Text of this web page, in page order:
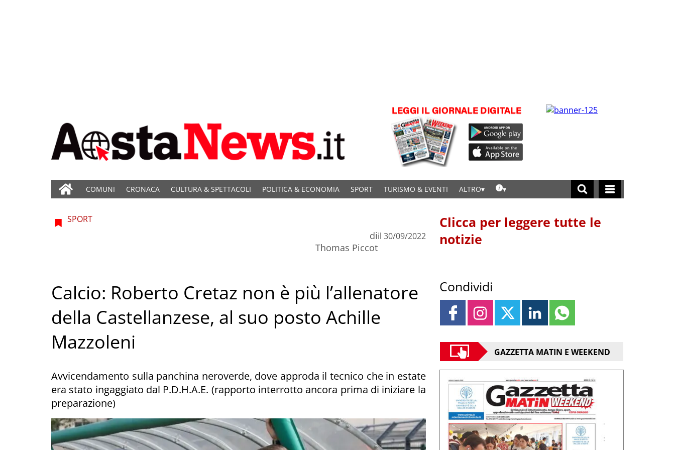
COMUNI CRONACA CULTURA & SPETTACOLI POLITICA & ECONOMIA SPORT TURISMO & EVENTI ALTRO
SPORT
di
Thomas Piccot
il 30/09/2022
Calcio: Roberto Cretaz non è più l’allenatore
della Castellanzese, al suo posto Achille
Mazzoleni
Avvicendamento sulla panchina neroverde, dove approda il tecnico che in estate
era stato ingaggiato dal P.D.H.A.E. (rapporto interrotto ancora prima di iniziare la
preparazione)
Clicca per leggere tutte le
notizie
Condividi
GAZZETTA MATIN E WEEKEND